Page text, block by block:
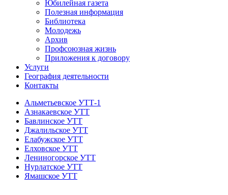
Юбилейная газета
Полезная информация
Библиотека
Молодежь
Архив
Профсоюзная жизнь
Приложения к договору
Услуги
География деятельности
Контакты
Альметьевское УТТ-1
Азнакаевское УТТ
Бавлинское УТТ
Джалильское УТТ
Елабужское УТТ
Елховское УТТ
Лениногорское УТТ
Нурлатское УТТ
Ямашское УТТ